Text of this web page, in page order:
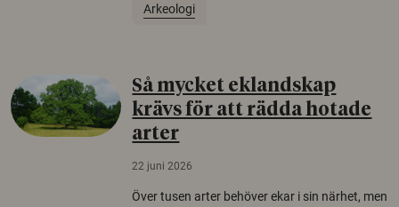
Arkeologi
Så mycket eklandskap
krävs för att rädda hotade
arter
22 juni 2026
Över tusen arter behöver ekar i sin närhet, men